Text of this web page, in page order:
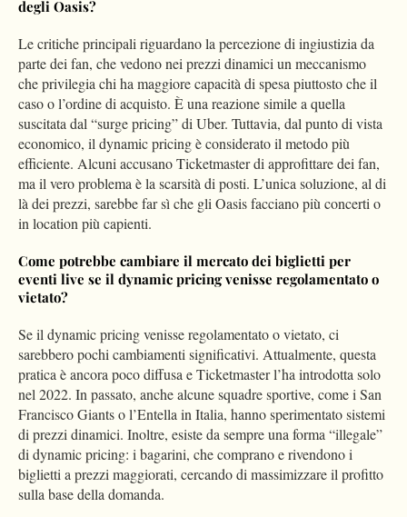
degli Oasis?
Le critiche principali riguardano la percezione di ingiustizia da
parte dei fan, che vedono nei prezzi dinamici un meccanismo
che privilegia chi ha maggiore capacità di spesa piuttosto che il
caso o l’ordine di acquisto. È una reazione simile a quella
suscitata dal “surge pricing” di Uber. Tuttavia, dal punto di vista
economico, il dynamic pricing è considerato il metodo più
efficiente. Alcuni accusano Ticketmaster di approfittare dei fan,
ma il vero problema è la scarsità di posti. L’unica soluzione, al di
là dei prezzi, sarebbe far sì che gli Oasis facciano più concerti o
in location più capienti.
Come potrebbe cambiare il mercato dei biglietti per
eventi live se il dynamic pricing venisse regolamentato o
vietato?
Se il dynamic pricing venisse regolamentato o vietato, ci
sarebbero pochi cambiamenti significativi. Attualmente, questa
pratica è ancora poco diffusa e Ticketmaster l’ha introdotta solo
nel 2022. In passato, anche alcune squadre sportive, come i San
Francisco Giants o l’Entella in Italia, hanno sperimentato sistemi
di prezzi dinamici. Inoltre, esiste da sempre una forma “illegale”
di dynamic pricing: i bagarini, che comprano e rivendono i
biglietti a prezzi maggiorati, cercando di massimizzare il profitto
sulla base della domanda.